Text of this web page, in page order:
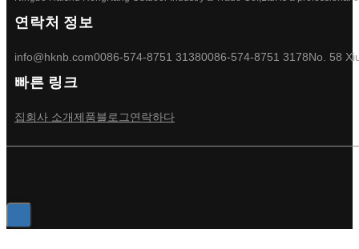
연락처 정보
info@hknb.com0086-574-8751 31380086-574-8751 3178No. 58
빠른 링크
집회사 소개제품블로그연락하다